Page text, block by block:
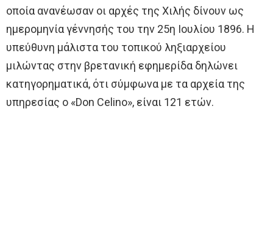
οποία ανανέωσαν οι αρχές της Χιλής δίνουν ως
ημερομηνία γέννησής του την 25η Ιουλίου 1896. Η
υπεύθυνη μάλιστα του τοπικού ληξιαρχείου
μιλώντας στην βρετανική εφημερίδα δηλώνει
κατηγορηματικά, ότι σύμφωνα με τα αρχεία της
υπηρεσίας ο «Don Celino», είναι 121 ετών.